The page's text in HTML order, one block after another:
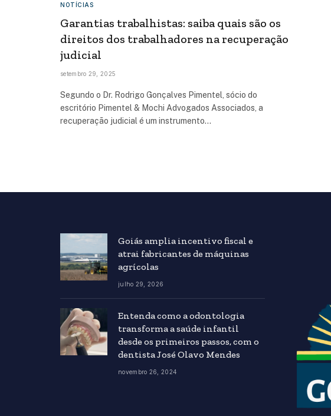
NOTÍCIAS
Garantias trabalhistas: saiba quais são os
direitos dos trabalhadores na recuperação
judicial
setembro 29, 2025
Segundo o Dr. Rodrigo Gonçalves Pimentel, sócio do
escritório Pimentel & Mochi Advogados Associados, a
recuperação judicial é um instrumento…
Goiás amplia incentivo fiscal e
atrai fabricantes de máquinas
agrícolas
julho 29, 2026
Entenda como a odontologia
transforma a saúde infantil
desde os primeiros passos, com o
dentista José Olavo Mendes
novembro 26, 2024